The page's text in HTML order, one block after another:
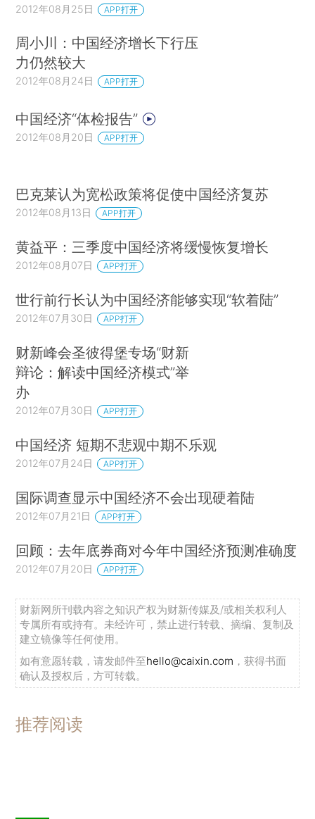
2012年08月25日 APP打开
周小川：中国经济增长下行压
力仍然较大
2012年08月24日 APP打开
中国经济“体检报告”
2012年08月20日 APP打开
巴克莱认为宽松政策将促使中国经济复苏
2012年08月13日 APP打开
黄益平：三季度中国经济将缓慢恢复增长
2012年08月07日 APP打开
世行前行长认为中国经济能够实现“软着陆”
2012年07月30日 APP打开
财新峰会圣彼得堡专场“财新
辩论：解读中国经济模式”举
办
2012年07月30日 APP打开
中国经济 短期不悲观中期不乐观
2012年07月24日 APP打开
国际调查显示中国经济不会出现硬着陆
2012年07月21日 APP打开
回顾：去年底券商对今年中国经济预测准确度
2012年07月20日 APP打开
财新网所刊载内容之知识产权为财新传媒及/或相关权利人
专属所有或持有。未经许可，禁止进行转载、摘编、复制及
建立镜像等任何使用。
如有意愿转载，请发邮件至hello@caixin.com ，获得书面
确认及授权后，方可转载。
推荐阅读